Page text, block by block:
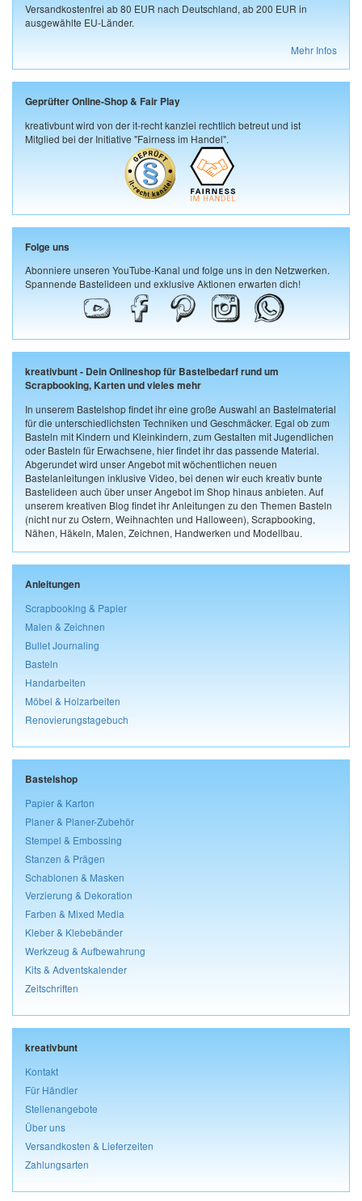
Versandkostenfrei ab 80 EUR nach Deutschland, ab 200 EUR in
ausgewählte EU-Länder.
Mehr Infos
Geprüfter Online-Shop & Fair Play
kreativbunt wird von der it-recht kanzlei rechtlich betreut und ist
Mitglied bei der Initiative "Fairness im Handel".
Folge uns
Abonniere unseren YouTube-Kanal und folge uns in den Netzwerken.
Spannende Bastelideen und exklusive Aktionen erwarten dich!
kreativbunt - Dein Onlineshop für Bastelbedarf rund um
Scrapbooking, Karten und vieles mehr
In unserem Bastelshop findet ihr eine große Auswahl an Bastelmaterial
für die unterschiedlichsten Techniken und Geschmäcker. Egal ob zum
Basteln mit Kindern und Kleinkindern, zum Gestalten mit Jugendlichen
oder Basteln für Erwachsene, hier findet ihr das passende Material.
Abgerundet wird unser Angebot mit wöchentlichen neuen
Bastelanleitungen inklusive Video, bei denen wir euch kreativ bunte
Bastelideen auch über unser Angebot im Shop hinaus anbieten. Auf
unserem kreativen Blog findet ihr Anleitungen zu den Themen Basteln
(nicht nur zu Ostern, Weihnachten und Halloween), Scrapbooking,
Nähen, Häkeln, Malen, Zeichnen, Handwerken und Modellbau.
Anleitungen
Scrapbooking & Papier
Malen & Zeichnen
Bullet Journaling
Basteln
Handarbeiten
Möbel & Holzarbeiten
Renovierungstagebuch
Bastelshop
Papier & Karton
Planer & Planer-Zubehör
Stempel & Embossing
Stanzen & Prägen
Schablonen & Masken
Verzierung & Dekoration
Farben & Mixed Media
Kleber & Klebebänder
Werkzeug & Aufbewahrung
Kits & Adventskalender
Zeitschriften
kreativbunt
Kontakt
Für Händler
Stellenangebote
Über uns
Versandkosten & Lieferzeiten
Zahlungsarten